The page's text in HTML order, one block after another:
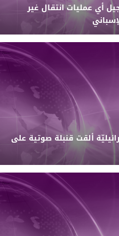
أي عمليات انتقال غير
إسرائيليّة ألقت قنبلة صوتية على